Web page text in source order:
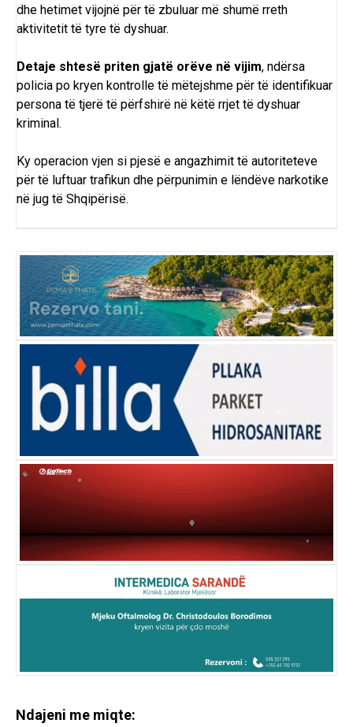
dhe hetimet vijojnë për të zbuluar më shumë rreth
aktivitetit të tyre të dyshuar.
Detaje shtesë priten gjatë orëve në vijim, ndërsa
policia po kryen kontrolle të mëtejshme për të identifikuar
persona të tjerë të përfshirë në këtë rrjet të dyshuar
kriminal.
Ky operacion vjen si pjesë e angazhimit të autoriteteve
për të luftuar trafikun dhe përpunimin e lëndëve narkotike
në jug të Shqipërisë.
Ndajeni me miqte: